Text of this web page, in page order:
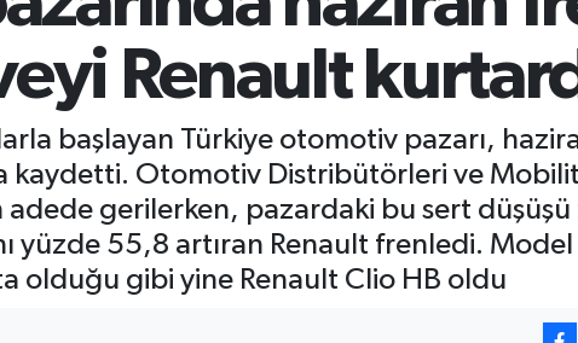
Renault
başlayan Türkiye otomotiv pazarı,
kaydetti. Otomotiv Distribütörleri ve
gerilerken, pazardaki bu sert düşüşü
yüzde 55,8 artıran Renault frenledi. Model
olduğu gibi yine Renault Clio HB oldu